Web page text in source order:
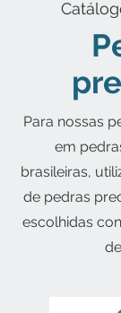
Para nossas
em
brasileiras,
de pedras
escolhidas